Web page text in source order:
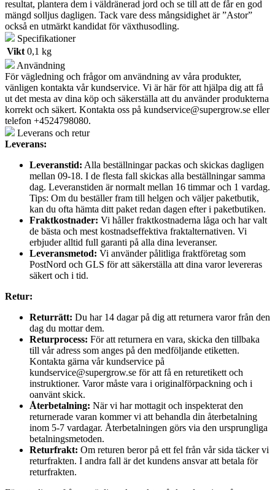
resultat, plantera dem i väldränerad jord och se till att de får en god
mängd solljus dagligen. Tack vare dess mångsidighet är ”Astor”
också en utmärkt kandidat för växthusodling.
Specifikationer
Vikt 0,1 kg
Användning
För vägledning och frågor om användning av våra produkter,
vänligen kontakta vår kundservice. Vi är här för att hjälpa dig att få
ut det mesta av dina köp och säkerställa att du använder produkterna
korrekt och säkert. Kontakta oss på kundservice@supergrow.se eller
telefon +4524798080.
Leverans och retur
Leverans:
Leveranstid: Alla beställningar packas och skickas dagligen
mellan 09-18. I de flesta fall skickas alla beställningar samma
dag. Leveranstiden är normalt mellan 16 timmar och 1 vardag.
Tips: Om du beställer fram till helgen och väljer paketbutik,
kan du ofta hämta ditt paket redan dagen efter i paketbutiken.
Fraktkostnader: Vi håller fraktkostnaderna låga och har valt
de bästa och mest kostnadseffektiva fraktalternativen. Vi
erbjuder alltid full garanti på alla dina leveranser.
Leveransmetod: Vi använder pålitliga fraktföretag som
PostNord och GLS för att säkerställa att dina varor levereras
säkert och i tid.
Retur:
Returrätt: Du har 14 dagar på dig att returnera varor från den
dag du mottar dem.
Returprocess: För att returnera en vara, skicka den tillbaka
till vår adress som anges på den medföljande etiketten.
Kontakta gärna vår kundservice på
kundservice@supergrow.se för att få en returetikett och
instruktioner. Varor måste vara i originalförpackning och i
oanvänt skick.
Återbetalning: När vi har mottagit och inspekterat den
returnerade varan kommer vi att behandla din återbetalning
inom 5-7 vardagar. Återbetalningen görs via den ursprungliga
betalningsmetoden.
Returfrakt: Om returen beror på ett fel från vår sida täcker vi
returfrakten. I andra fall är det kundens ansvar att betala för
returfrakten.